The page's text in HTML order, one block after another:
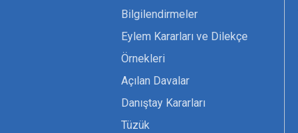
Bilgilendirmeler
Eylem Kararları ve Dilekçe
Örnekleri
Açılan Davalar
Danıştay Kararları
Tüzük